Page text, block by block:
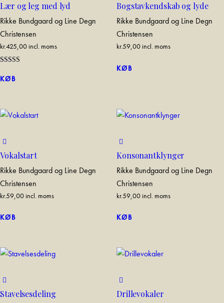
Lær og leg med lyd
Rikke Bundgaard og Line Degn
Christensen
kr.425,00incl. moms
5.00
out of 5
KØB
Bogstavkendskab og lyde
Rikke Bundgaard og Line Degn
Christensen
kr.59,00incl. moms
KØB
Vokalstart
Rikke Bundgaard og Line Degn
Christensen
kr.59,00incl. moms
KØB
Konsonantklynger
Rikke Bundgaard og Line Degn
Christensen
kr.59,00incl. moms
KØB
Stavelsesdeling
Drillevokaler